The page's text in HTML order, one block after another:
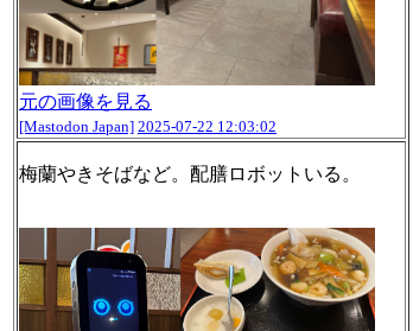
元の画像を見る
[Mastodon Japan] 2025-07-22 12:03:02
梅蘭やきそばなど。配膳ロボットいる。